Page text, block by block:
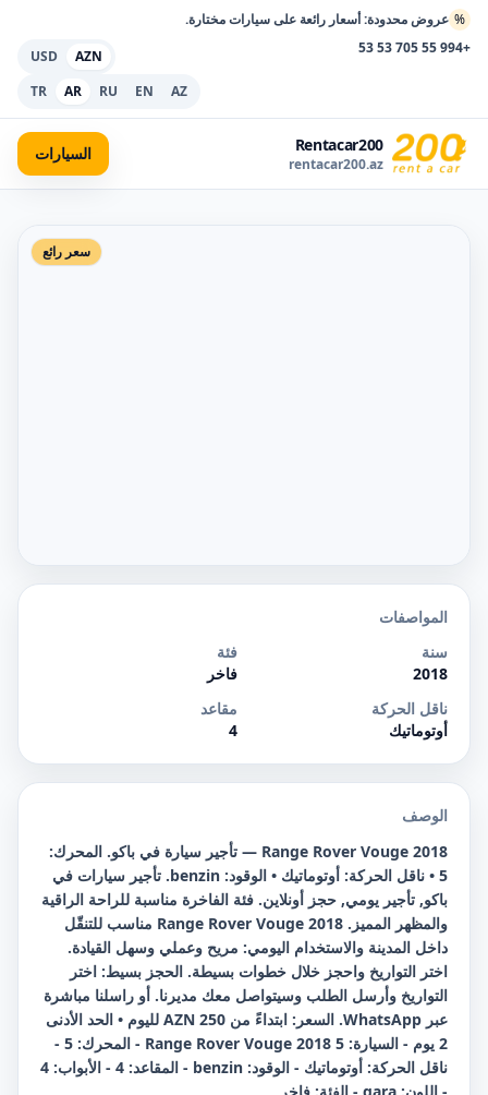
% عروض محدودة: أسعار رائعة على سيارات مختارة.
+994 55 705 53 53
AZN
USD
AZ
EN
RU
AR
TR
Rentacar200
rentacar200.az
السيارات
سعر رائع
المواصفات
سنة
2018
فئة
فاخر
ناقل الحركة
أوتوماتيك
مقاعد
4
الوصف
Range Rover Vouge 2018 — تأجير سيارة في باكو. المحرك:
5 • ناقل الحركة: أوتوماتيك • الوقود: benzin. تأجير سيارات في
باكو, تأجير يومي, حجز أونلاين. فئة الفاخرة مناسبة للراحة الراقية
والمظهر المميز. Range Rover Vouge 2018 مناسب للتنقّل
داخل المدينة والاستخدام اليومي: مريح وعملي وسهل القيادة.
اختر التواريخ واحجز خلال خطوات بسيطة. الحجز بسيط: اختر
التواريخ وأرسل الطلب وسيتواصل معك مديرنا. أو راسلنا مباشرة
عبر WhatsApp. السعر: ابتداءً من 250 AZN لليوم • الحد الأدنى
2 يوم - السيارة: Range Rover Vouge 2018 5 - المحرك: 5 -
ناقل الحركة: أوتوماتيك - الوقود: benzin - المقاعد: 4 - الأبواب: 4
- اللون: qara - الفئة: فاخر